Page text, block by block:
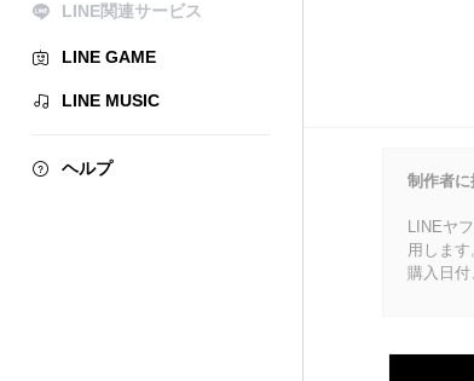
LINE関連サービス
LINE GAME
LINE MUSIC
ヘルプ
制作者
LINEヤ
用します
購入日